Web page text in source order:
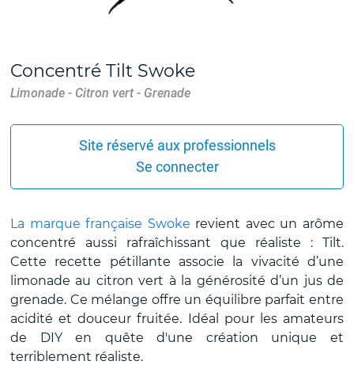
Concentré Tilt Swoke
Limonade - Citron vert - Grenade
Site réservé aux professionnels
Se connecter
La marque française Swoke revient avec un arôme
concentré aussi rafraîchissant que réaliste : Tilt.
Cette recette pétillante associe la vivacité d’une
limonade au citron vert à la générosité d’un jus de
grenade. Ce mélange offre un équilibre parfait entre
acidité et douceur fruitée. Idéal pour les amateurs
de DIY en quête d'une création unique et
terriblement réaliste.